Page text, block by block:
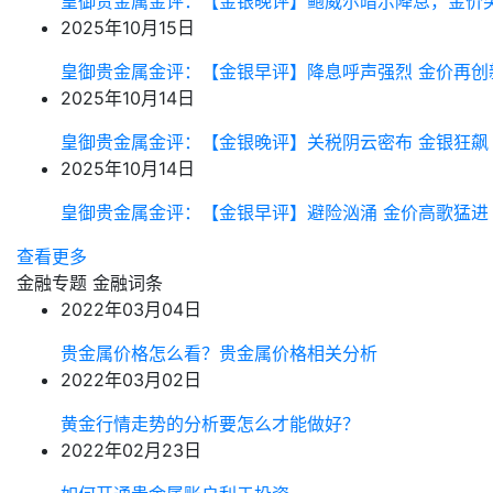
2025年10月15日
皇御贵金属金评：【金银早评】降息呼声强烈 金价再创
2025年10月14日
皇御贵金属金评：【金银晚评】关税阴云密布 金银狂飙
2025年10月14日
皇御贵金属金评：【金银早评】避险汹涌 金价高歌猛进
查看更多
金融专题 金融词条
2022年03月04日
贵金属价格怎么看？贵金属价格相关分析
2022年03月02日
黄金行情走势的分析要怎么才能做好？
2022年02月23日